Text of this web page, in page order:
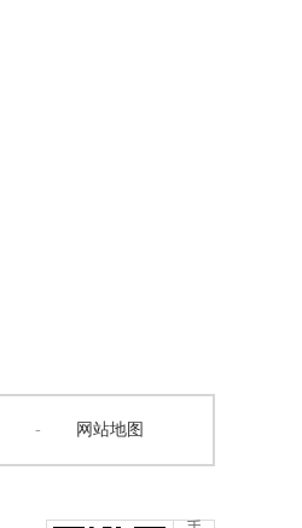
- 网站地图